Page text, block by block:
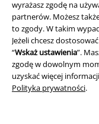
wyrażasz zgodę na
partnerów. Możesz
to zgody. W takim
Jeżeli chcesz
“Wskaż ustawienia”.
zgodę w dowolnym
uzyskać więcej
Polityka prywatności.
Polityka prywatności
Unieszkodliwianie
Deklaracja Zgodności